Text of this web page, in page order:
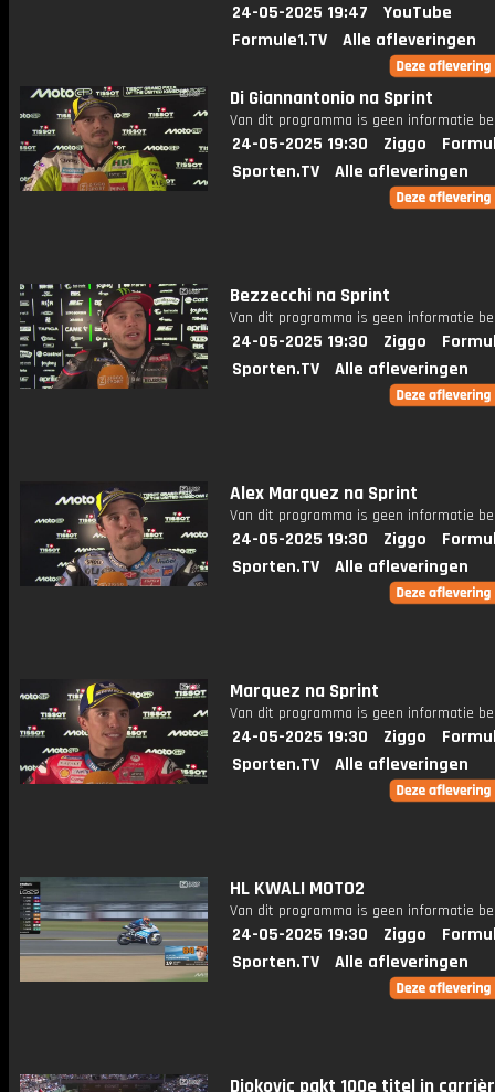
24-05-2025 19:47
YouTube
Formule1.TV
Alle afleveringen
Di Giannantonio na Sprint
Van dit programma is geen informatie
24-05-2025 19:30 Ziggo
Sporten.TV
Alle afleveringen
Bezzecchi na Sprint
Van dit programma is geen informatie
24-05-2025 19:30 Ziggo
Sporten.TV
Alle afleveringen
Alex Marquez na Sprint
Van dit programma is geen informatie
24-05-2025 19:30 Ziggo
Sporten.TV
Alle afleveringen
Marquez na Sprint
Van dit programma is geen informatie
24-05-2025 19:30 Ziggo
Sporten.TV
Alle afleveringen
HL KWALI MOTO2
Van dit programma is geen informatie
24-05-2025 19:30 Ziggo
Sporten.TV
Alle afleveringen
Djokovic pakt 100e titel in